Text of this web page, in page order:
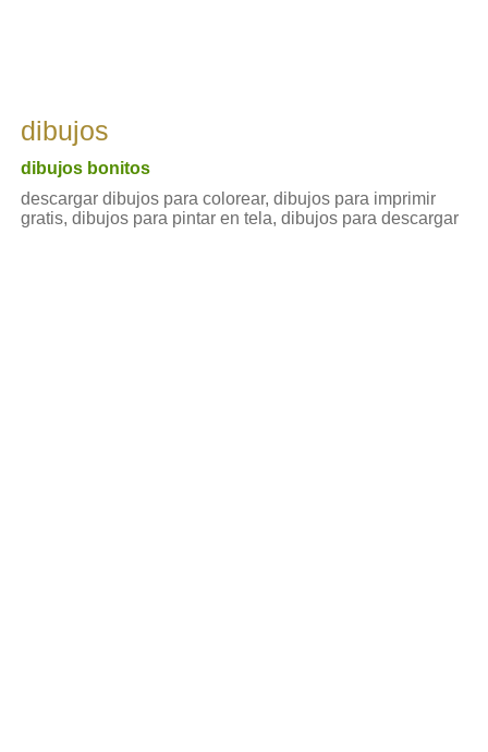
dibujos
dibujos bonitos
descargar dibujos para colorear, dibujos para imprimir
gratis, dibujos para pintar en tela, dibujos para descargar